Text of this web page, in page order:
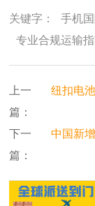
关键字：
手机
专业合规运输
上一
篇：
纽扣电
下一
篇：